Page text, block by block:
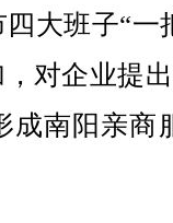
大班子“一
对企业提
成南阳亲商